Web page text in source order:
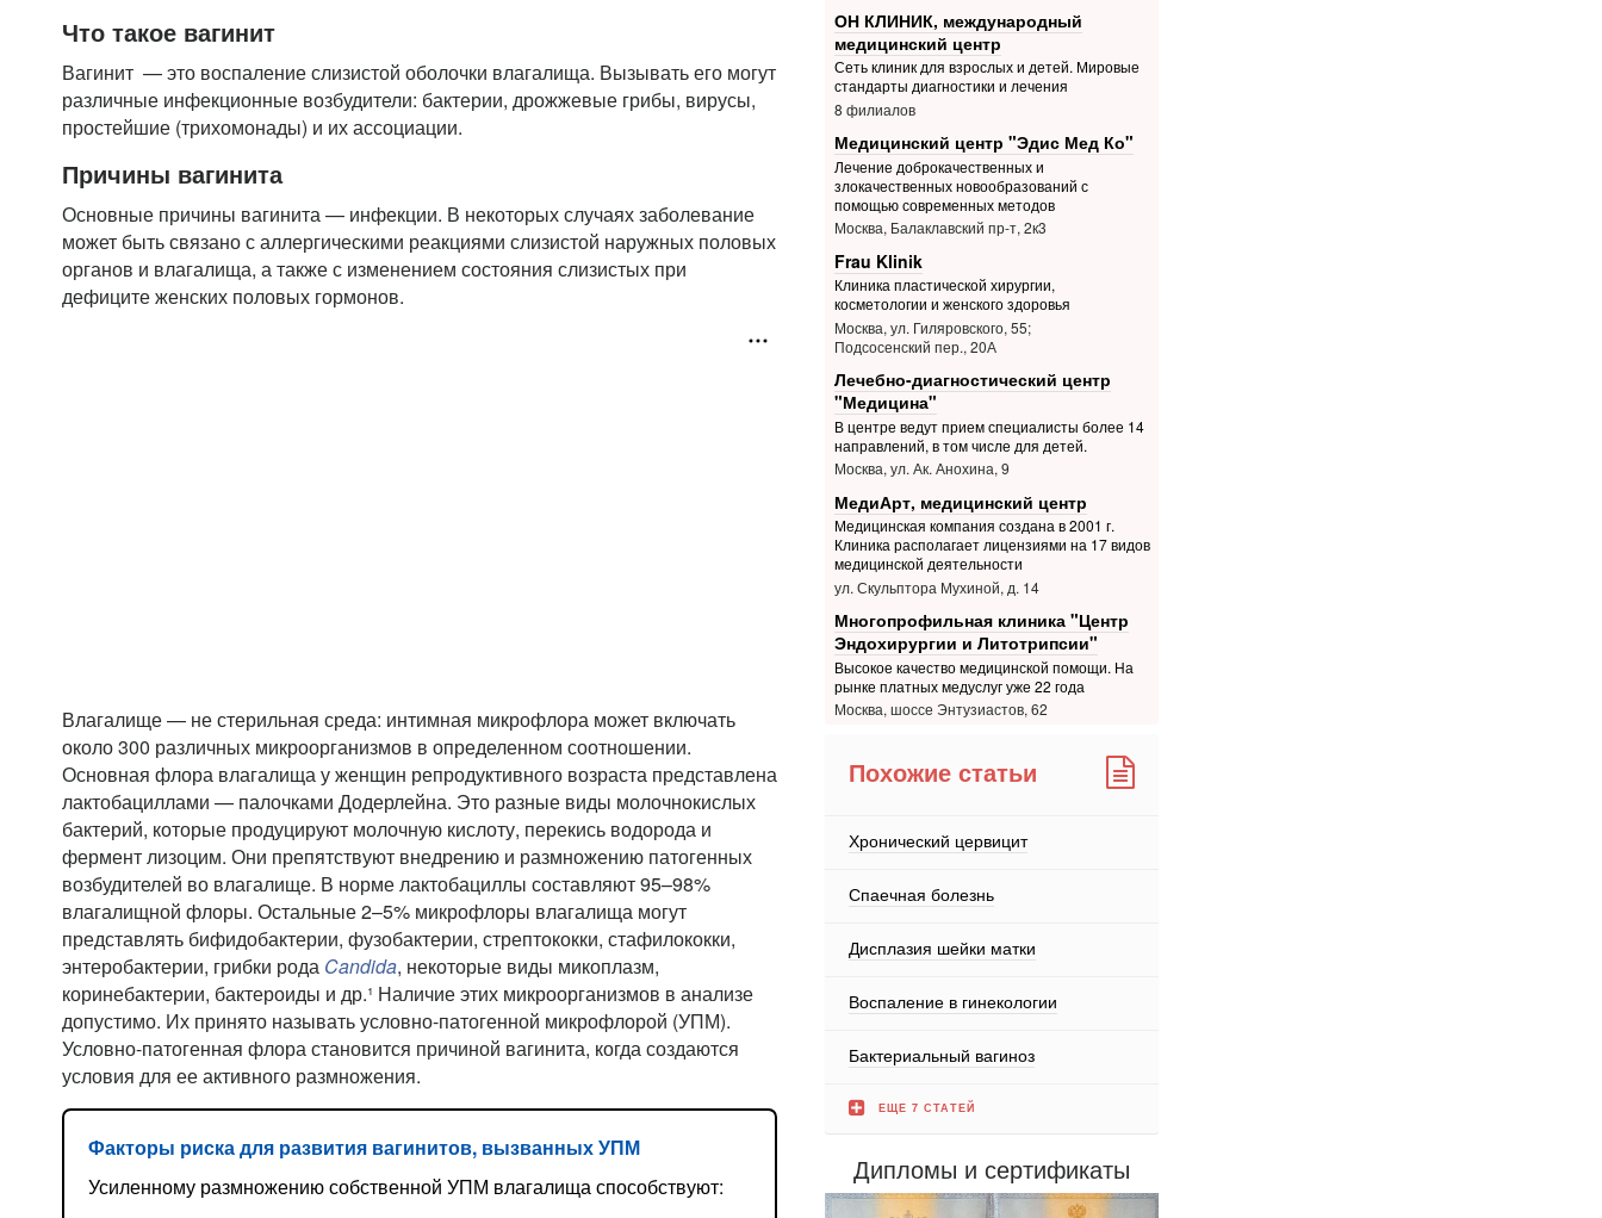
Что такое вагинит
Вагинит — это воспаление слизистой оболочки влагалища. Вызывать его могут
различные инфекционные возбудители: бактерии, дрожжевые грибы, вирусы,
простейшие (трихомонады) и их ассоциации.
Причины вагинита
Основные причины вагинита — инфекции. В некоторых случаях заболевание
может быть связано с аллергическими реакциями слизистой наружных половых
органов и влагалища, а также с изменением состояния слизистых при
дефиците женских половых гормонов.
Влагалище — не стерильная среда: интимная микрофлора может включать
около 300 различных микроорганизмов в определенном соотношении.
Основная флора влагалища у женщин репродуктивного возраста представлена
лактобациллами — палочками Додерлейна. Это разные виды молочнокислых
бактерий, которые продуцируют молочную кислоту, перекись водорода и
фермент лизоцим. Они препятствуют внедрению и размножению патогенных
возбудителей во влагалище. В норме лактобациллы составляют 95–98%
влагалищной флоры. Остальные 2–5% микрофлоры влагалища могут
представлять бифидобактерии, фузобактерии, стрептококки, стафилококки,
энтеробактерии, грибки рода Candida, некоторые виды микоплазм,
коринебактерии, бактероиды и др.¹ Наличие этих микроорганизмов в анализе
допустимо. Их принято называть условно-патогенной микрофлорой (УПМ).
Условно-патогенная флора становится причиной вагинита, когда создаются
условия для ее активного размножения.
Факторы риска для развития вагинитов, вызванных УПМ
Усиленному размножению собственной УПМ влагалища способствуют:
ОН КЛИНИК, международный
медицинский центр
Сеть клиник для взрослых и детей. Мировые
стандарты диагностики и лечения
8 филиалов
Медицинский центр "Эдис Мед Ко"
Лечение доброкачественных и
злокачественных новообразований с
помощью современных методов
Москва, Балаклавский пр-т, 2к3
Frau Klinik
Клиника пластической хирургии,
косметологии и женского здоровья
Москва, ул. Гиляровского, 55;
Подсосенский пер., 20А
Лечебно-диагностический центр
"Медицина"
В центре ведут прием специалисты более 14
направлений, в том числе для детей.
Москва, ул. Ак. Анохина, 9
МедиАрт, медицинский центр
Медицинская компания создана в 2001 г.
Клиника располагает лицензиями на 17 видов
медицинской деятельности
ул. Скульптора Мухиной, д. 14
Многопрофильная клиника "Центр
Эндохирургии и Литотрипсии"
Высокое качество медицинской помощи. На
рынке платных медуслуг уже 22 года
Москва, шоссе Энтузиастов, 62
Похожие статьи
Хронический цервицит
Спаечная болезнь
Дисплазия шейки матки
Воспаление в гинекологии
Бактериальный вагиноз
ЕЩЕ 7 СТАТЕЙ
Дипломы и сертификаты